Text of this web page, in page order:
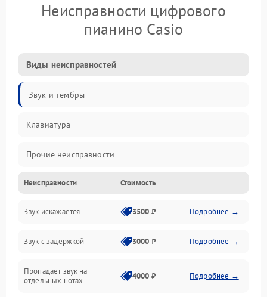
Неисправности цифрового
пианино Casio
Виды неисправностей
Звук и тембры
Клавиатура
Прочие неисправности
Включение и работа
Управление и электроника
Подключения и интерфейсы
Педали и стойка
Неисправности Стоимость
Звук искажается 3500 ₽ Подробнее →
Звук с задержкой 3000 ₽ Подробнее →
Пропадает звук на
отдельных нотах
4000 ₽ Подробнее →